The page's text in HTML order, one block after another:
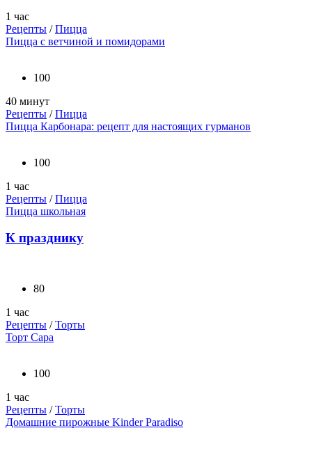
1 час
Рецепты /Пицца
Пицца с ветчиной и помидорами
100
40 минут
Рецепты /Пицца
Пицца Карбонара: рецепт для настоящих гурманов
100
1 час
Рецепты /Пицца
Пицца школьная
К празднику
80
1 час
Рецепты /Торты
Торт Сара
100
1 час
Рецепты /Торты
Домашние пирожные Kinder Paradiso